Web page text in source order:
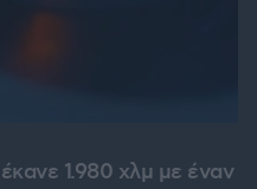
1.980 χλμ με έναν